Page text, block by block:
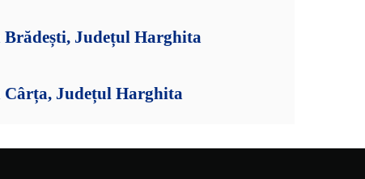
Județul Harghita
Cârța, Județul Harghita